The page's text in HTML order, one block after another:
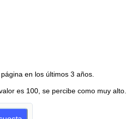
en los últimos 3 años.
es 100, se percibe como muy alto.